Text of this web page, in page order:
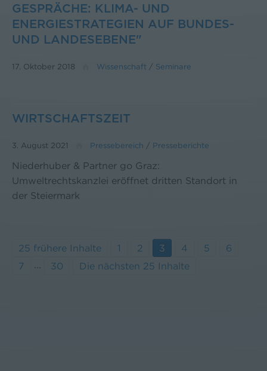
GESPRÄCHE: KLIMA- UND
ENERGIESTRATEGIEN AUF BUNDES-
UND LANDESEBENE"
17. Oktober 2018 Wissenschaft / Seminare
WIRTSCHAFTSZEIT
3. August 2021 Pressebereich / Presseberichte
Niederhuber & Partner go Graz:
Umweltrechtskanzlei eröffnet dritten Standort in
der Steiermark
25 frühere Inhalte 1 2 3 4 5
6
7
30 Die nächsten 25 Inhalte